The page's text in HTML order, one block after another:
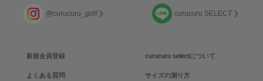
@curucuru_golf curucuru SELECT
新規会員登録 curucuru selectについて
よくある質問 サイズの測り方